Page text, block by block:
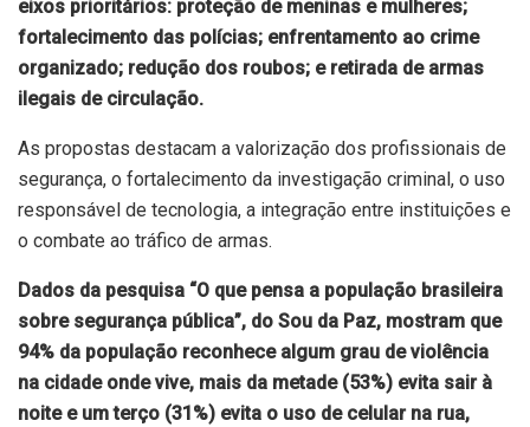
eixos prioritários: proteção de meninas e mulheres;
fortalecimento das polícias; enfrentamento ao crime
organizado; redução dos roubos; e retirada de armas
ilegais de circulação.
As propostas destacam a valorização dos profissionais de
segurança, o fortalecimento da investigação criminal, o uso
responsável de tecnologia, a integração entre instituições e
o combate ao tráfico de armas.
Dados da pesquisa “O que pensa a população brasileira
sobre segurança pública”, do Sou da Paz, mostram que
94% da população reconhece algum grau de violência
na cidade onde vive, mais da metade (53%) evita sair à
noite e um terço (31%) evita o uso de celular na rua,